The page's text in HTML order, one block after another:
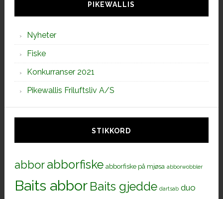
PIKEWALLIS
Nyheter
Fiske
Konkurranser 2021
Pikewallis Friluftsliv A/S
STIKKORD
abborabborfiske abborfiske på mjøsa abborwobbler
Baits abbor Baits gjedde dartsab duo